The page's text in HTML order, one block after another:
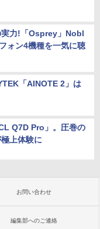
実力!「Osprey」Nobl
ォン4機種を一気に聴
「AINOTE 2」は
Q7D Pro」。圧巻の
上体験に
お問い合わせ
編集部へのご連絡